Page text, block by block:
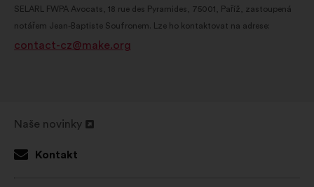
SELARL FWPA Avocats, 18 rue des Pyramides, 75001, Paříž, zastoupená
notářem Jean-Baptiste Soufronem. Lze ho kontaktovat na adrese:
contact-cz@make.org
Naše novinky
na
Kontakt